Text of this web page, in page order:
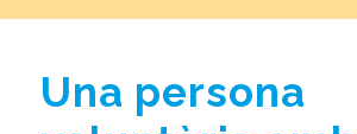
Una persona